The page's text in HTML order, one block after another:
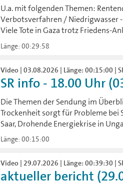
U.a. mit folgenden Themen:
Verbotsverfahren / Niedrigwasser
Viele Tote in Gaza trotz Friedens-
Länge: 00:29:58
Video | 03.08.2026 | Länge: 00:15:00 |
SR info - 18.00 Uhr
Die Themen der Sendung im
Trockenheit sorgt für Probleme bei
Saar, Drohende Energiekrise in
Länge: 00:15:00
Video | 29.07.2026 | Länge: 00:39:30 |
aktueller bericht